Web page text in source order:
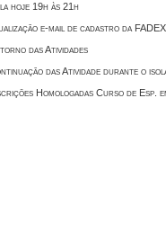
hoje 19h às 21h
e-mail de cadastro da FADEX
das Atividades
das Atividade durante o
Homologadas Curso de Esp.